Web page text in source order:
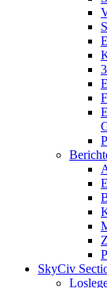
SkyCiv